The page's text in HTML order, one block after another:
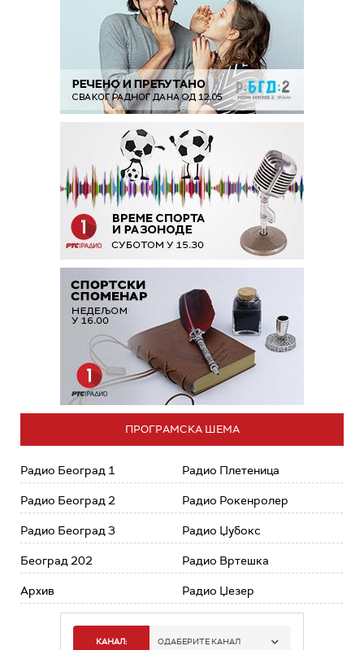
ПРОГРАМСКА ШЕМА
Радио Београд 1
Радио Београд 2
Радио Београд 3
Београд 202
Архив
Радио Плетеница
Радио Рокенролер
Радио Џубокс
Радио Вртешка
Радио Џезер
КАНАЛ: ОДАБЕРИТЕ КАНАЛ